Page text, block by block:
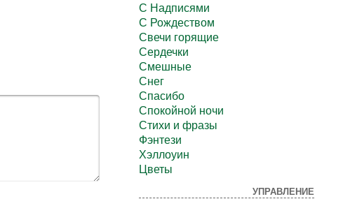
С Надписями
С Рождеством
Свечи горящие
Сердечки
Смешные
Снег
Спасибо
Спокойной ночи
Стихи и фразы
Фэнтези
Хэллоуин
Цветы
УПРАВЛЕНИЕ